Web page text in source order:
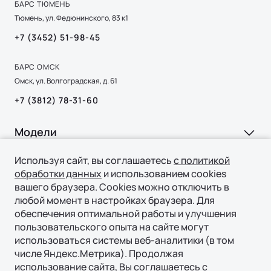
Ли Л9 | Li L9
Флагманский 6-местный кроссовер
ОТ 9 650 000 ₽
Подробнее
БАРС ТЮМЕНЬ
Тюмень, ул. Федюнинского, 83 к1
+7 (3452) 51-98-45
БАРС ОМСК
Омск, ул. Волгоградская, д. 61
+7 (3812) 78-31-60
Модели
Ли Л6 | Li L6
Ли Л7 | Li L7
Ли Л9 | Li L9
Покупка
ВЫБОР И ПОКУПКА
Консультация
Тест-драйв
Специальные предложения
Владение
СЕРВИС
Официальный сервис
Регламент ТО
Технологии
ТЕХНОЛОГИИ ЛИ АВТО | LI AUTO
О нас
Используя сайт, вы соглашаетесьс политикой
обработки данных и использованием cookies
вашего браузера. Cookies можно отключить в
любой момент в настройках браузера. Для
обеспечения оптимальной работы и улучшения
пользовательского опыта на сайте могут
использоваться системы веб-аналитики (в том
числе Яндекс.Метрика). Продолжая
использование сайта, Вы соглашаетесь с